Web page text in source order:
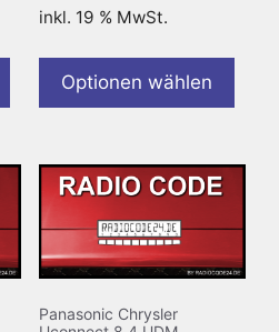
inkl. 19 % MwSt.
Optionen wählen
Panasonic Chrysler